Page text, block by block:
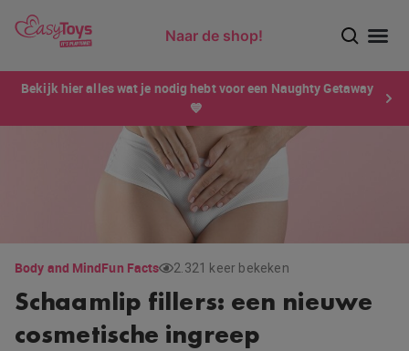
Naar de shop!
Bekijk hier alles wat je nodig hebt voor een Naughty Getaway
💙
Body and MindFun Facts 2.321 keer bekeken
Schaamlip fillers: een nieuwe
cosmetische ingreep